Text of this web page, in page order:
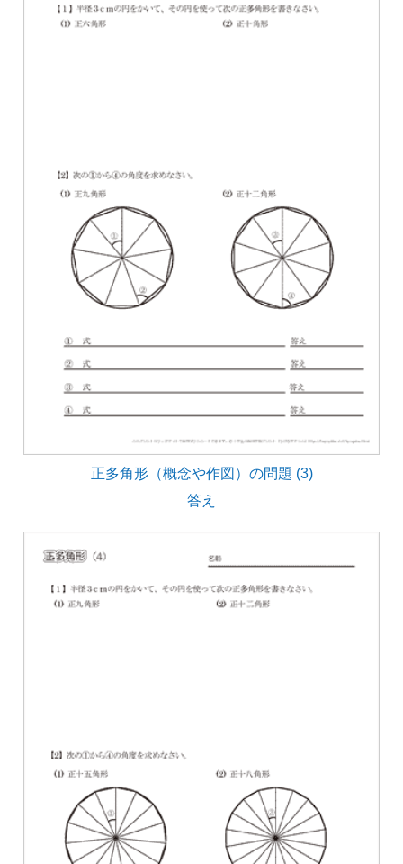
正多角形（概念や作図）の問題 (3)
答え